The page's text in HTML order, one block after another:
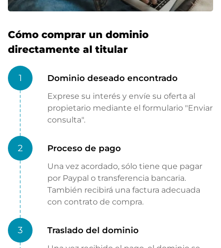
Cómo comprar un dominio
directamente al titular
1 Dominio deseado encontrado
Exprese su interés y envíe su oferta al
propietario mediante el formulario "Enviar
consulta".
2 Proceso de pago
Una vez acordado, sólo tiene que pagar
por Paypal o transferencia bancaria.
También recibirá una factura adecuada
con contrato de compra.
3 Traslado del dominio